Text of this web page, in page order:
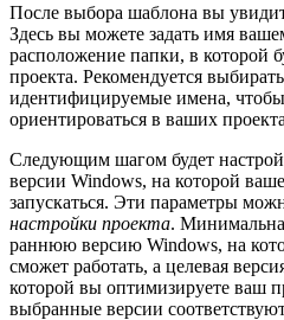
После выбора шаблона вы
Здесь вы можете задать имя
расположение папки, в которой
проекта. Рекомендуется
идентифицируемые имена,
ориентироваться в ваших
Следующим шагом будет
версии Windows, на которой
запускаться. Эти параметры
настройки проекта.
раннюю версию Windows, на
сможет работать, а целевая
которой вы оптимизируете ваш
выбранные версии